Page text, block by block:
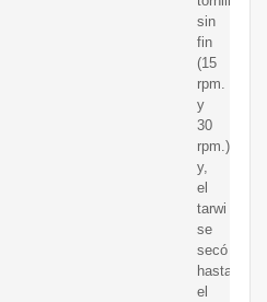
sin
fin
(15
rpm.
y
30
rpm.)
y,
el
tarwi
se
secó
hasta
el